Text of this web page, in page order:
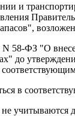
и
N 58-ФЗ "О
до
в